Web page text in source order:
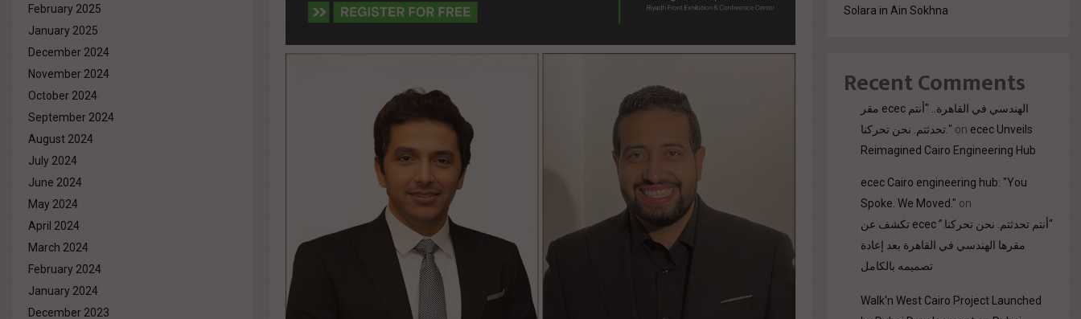
%d8%aa%d8%b9%d9%84%d9%86-%d8%b9%d9%86-%d8%ae%d8%b7%d8%a9-
February 2025
January 2025
December 2024
November 2024
October 2024
September 2024
August 2024
July 2024
June 2024
May 2024
April 2024
March 2024
February 2024
January 2024
December 2023
Solara in Ain Sokhna
Recent Comments
مقر ecec الهندسي في القاهرة.. "أنتم
تحدثتم. نحن تحركنا." on ecec Unveils
Reimagined Cairo Engineering Hub
ecec Cairo engineering hub: "You
Spoke. We Moved." on
“أنتم تحدثتم. نحن تحركنا.” ecec تكشف عن
مقرها الهندسي في القاهرة بعد إعادة
تصميمه بالكامل
Walk'n West Cairo Project Launched